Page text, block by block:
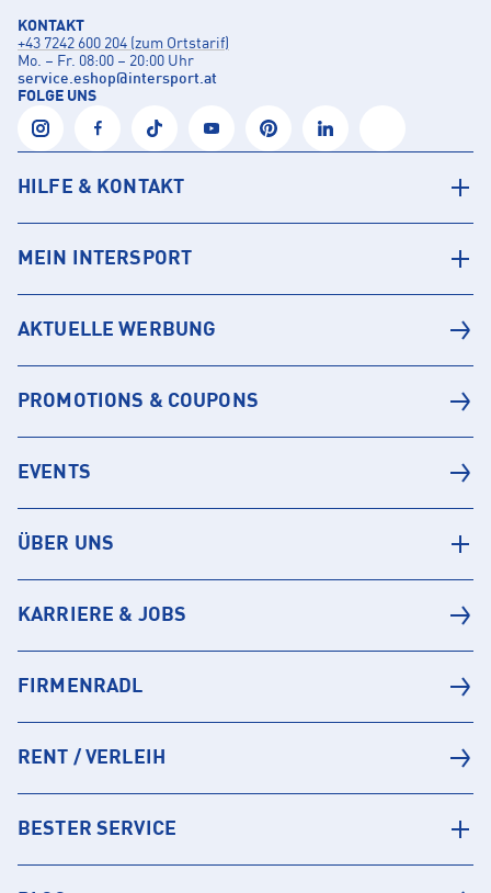
KONTAKT
+43 7242 600 204 (zum Ortstarif)
Mo. – Fr. 08:00 – 20:00 Uhr
service.eshop@intersport.at
FOLGE UNS
HILFE & KONTAKT
MEIN INTERSPORT
AKTUELLE WERBUNG
PROMOTIONS & COUPONS
EVENTS
ÜBER UNS
KARRIERE & JOBS
FIRMENRADL
RENT / VERLEIH
BESTER SERVICE